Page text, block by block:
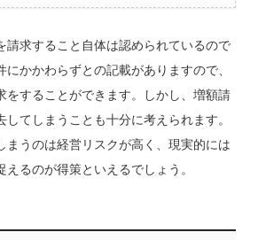
請求すること自体は認められているので
かかわらずとの記載がありますので、
をすることができます。しかし、増額請
てしまうことも十分に考えられます。
まうのは経営リスクが高く、現実的には
るのが得策といえるでしょう。